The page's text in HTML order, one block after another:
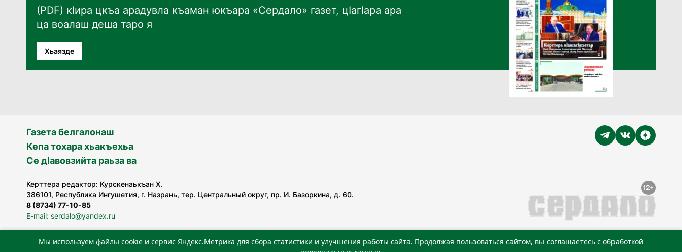
(PDF) кӀира цкъа арадувла къаман юкъара «Сердало» газет, цӀагӀара ара
ца воалаш деша таро я
Хьаязде
Газета белгалонаш
Кепа тохара хьакъехьа
Се дӀавовзийта раьза ва
Керттера редактор: Курскенаькъан Х.
386101, Республика Ингушетия, г. Назрань, тер. Центральный округ, пр. И. Базоркина, д. 60.
8 (8734) 77-10-85
E-mail: serdalo@yandex.ru
«Сердало» газета арадувлар чIоагIдаьд бувзамеи, хоам беча гIирсаштеи, цар дуккхача тайпаштеи тIахьожам
Мы используем файлы cookie и сервис Яндекс.Метрика для сбора статистики и улучшения работы сайта. Продолжая пользоваться сайтом, вы соглашаетесь с обработкой